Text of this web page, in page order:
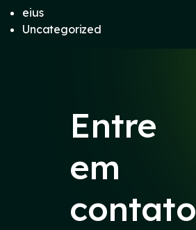
eius
Uncategorized
Entre
em
contato